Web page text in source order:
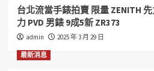
台北流當手錶拍賣 限量 ZENITH
力 PVD 男錶 9成5新 ZR373
admin 2025 年 3 月 29 日
最新消息